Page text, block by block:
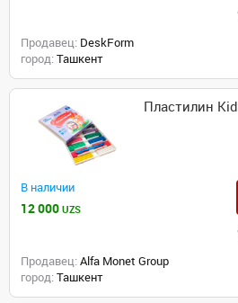
Продавец: DeskForm
город: Ташкент
Пластилин
В наличии
12 000 UZS
Продавец: Alfa Monet Group
город: Ташкент